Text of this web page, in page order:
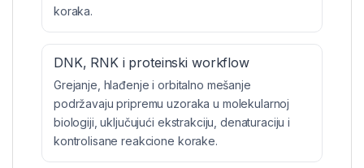
koraka.
DNK, RNK i proteinski workflow
Grejanje, hlađenje i orbitalno mešanje
podržavaju pripremu uzoraka u molekularnoj
biologiji, uključujući ekstrakciju, denaturaciju i
kontrolisane reakcione korake.